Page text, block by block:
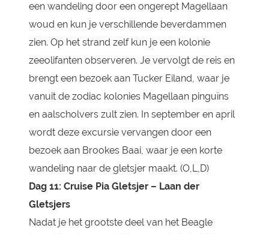
een wandeling door een ongerept Magellaan
woud en kun je verschillende beverdammen
zien. Op het strand zelf kun je een kolonie
zeeolifanten observeren. Je vervolgt de reis en
brengt een bezoek aan Tucker Eiland, waar je
vanuit de zodiac kolonies Magellaan pinguïns
en aalscholvers zult zien. In september en april
wordt deze excursie vervangen door een
bezoek aan Brookes Baai, waar je een korte
wandeling naar de gletsjer maakt. (O,L,D)
Dag 11: Cruise Pia Gletsjer – Laan der
Gletsjers
Nadat je het grootste deel van het Beagle